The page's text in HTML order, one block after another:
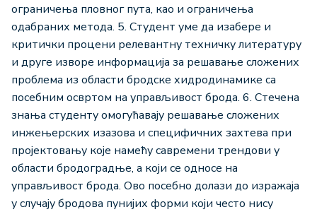
ограничења пловног пута, као и ограничења
одабраних метода. 5. Студент уме да изабере и
критички процени релевантну техничку литературу
и друге изворе информација за решавање сложених
проблема из области бродске хидродинамике са
посебним освртом на управљивост брода. 6. Стечена
знања студенту омогућавају решавање сложених
инжењерских изазова и специфичних захтева при
пројектовању које намећу савремени трендови у
области бродоградње, а који се односе на
управљивост брода. Ово посебно долази до изражаја
у случају бродова пунијих форми који често нису